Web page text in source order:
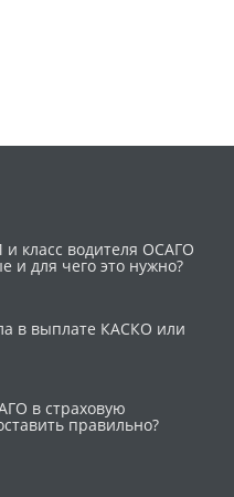
класс водителя ОСАГО
и для чего это нужно?
в выплате КАСКО или
в страховую
правильно?